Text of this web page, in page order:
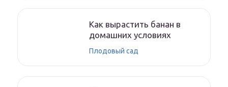
Как вырастить банан в
домашних условиях
Плодовый сад